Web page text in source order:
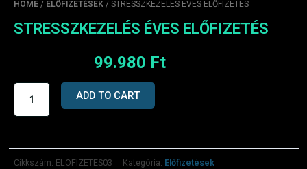
HOME / ELŐFIZETÉSEK / STRESSZKEZELÉS ÉVES ELŐFIZETÉS
STRESSZKEZELÉS ÉVES ELŐFIZETÉS
99.980 Ft
Stresszkezelés
quantity
ADD TO CART
Cikkszám: ELOFIZETES03 Kategória: Előfizetések